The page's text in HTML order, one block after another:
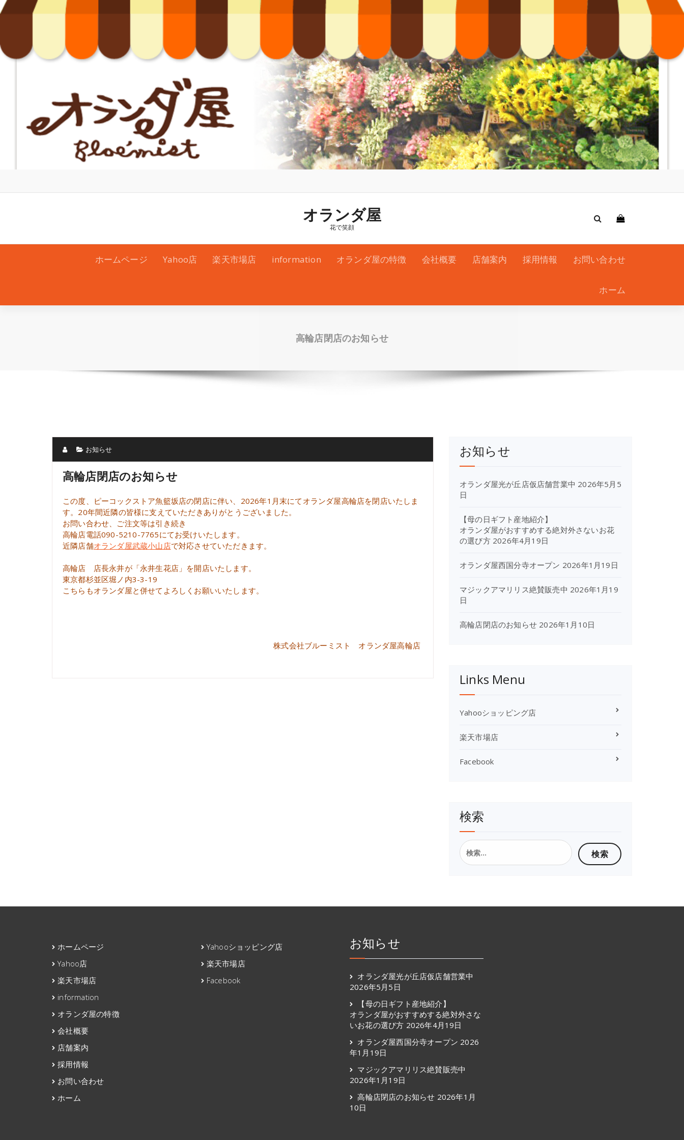
コ
ン
ツ
へ
オランダ屋
花で笑顔
ホームページ Yahoo店 楽天市場店 information オランダ屋の特徴 会社概要 店舗案内 採用情報 お問い合わせ
ホーム
高輪店閉店のお知らせ
お知らせ
高輪店閉店のお知らせ
この度、ピーコックストア魚籃坂店の閉店に伴い、2026年1月末にてオランダ屋高輪店を閉店いたしま
す。20年間近隣の皆様に支えていただきありがとうございました。
お問い合わせ、ご注文等は引き続き
高輪店電話090-5210-7765にてお受けいたします。
近隣店舗オランダ屋武蔵小山店で対応させていただきます。
高輪店 店長永井が「永井生花店」を開店いたします。
東京都杉並区堀ノ内3-3-19
こちらもオランダ屋と併せてよろしくお願いいたします。
株式会社ブルーミスト オランダ屋高輪店
お知らせ
オランダ屋光が丘店仮店舗営業中 2026年5月5
日
【母の日ギフト産地紹介】
オランダ屋がおすすめする絶対外さないお花
の選び方 2026年4月19日
オランダ屋西国分寺オープン 2026年1月19日
マジックアマリリス絶賛販売中 2026年1月19
日
高輪店閉店のお知らせ 2026年1月10日
Links Menu
Yahooショッピング店
楽天市場店
Facebook
検索
検
索:
ホームページ
Yahoo店
楽天市場店
information
オランダ屋の特徴
会社概要
店舗案内
採用情報
お問い合わせ
ホーム
Yahooショッピング店
楽天市場店
Facebook
お知らせ
オランダ屋光が丘店仮店舗営業中
2026年5月5日
【母の日ギフト産地紹介】
オランダ屋がおすすめする絶対外さな
いお花の選び方 2026年4月19日
オランダ屋西国分寺オープン 2026
年1月19日
マジックアマリリス絶賛販売中
2026年1月19日
高輪店閉店のお知らせ 2026年1月
10日